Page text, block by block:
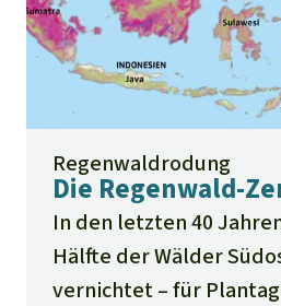
Regenwaldrodung
Die Regenwald-
In den letzten 40
Hälfte der Wälder
vernichtet – für